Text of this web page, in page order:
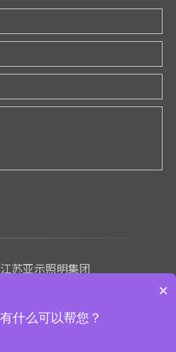
苏亚示照明集团
functionalities for best
×
什么可以帮您？